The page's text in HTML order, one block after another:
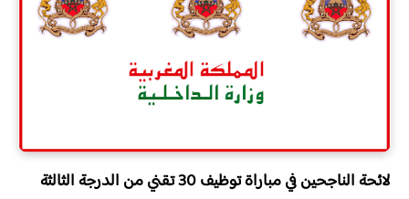
لائحة الناجحين في مباراة توظيف 30 تقني من الدرجة الثالثة